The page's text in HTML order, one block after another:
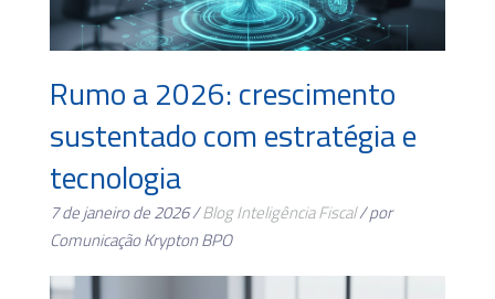
Rumo a 2026: crescimento
sustentado com estratégia e
tecnologia
7 de janeiro de 2026 /BlogInteligência Fiscal/ por
Comunicação Krypton BPO